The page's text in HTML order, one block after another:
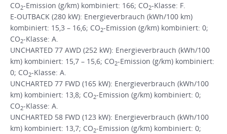
CO2-Emission (g/km) kombiniert: 166; CO2-Klasse: F.
E-OUTBACK (280 kW): Energieverbrauch (kWh/100 km)
kombiniert: 15,3 – 16,6; CO2-Emission (g/km) kombiniert: 0;
CO2-Klasse: A.
UNCHARTED 77 AWD (252 kW): Energieverbrauch (kWh/100
km) kombiniert: 15,7 – 15,6; CO2-Emission (g/km) kombiniert:
0; CO2-Klasse: A.
UNCHARTED 77 FWD (165 kW): Energieverbrauch (kWh/100
km) kombiniert: 13,8; CO2-Emission (g/km) kombiniert: 0;
CO2-Klasse: A.
UNCHARTED 58 FWD (123 kW): Energieverbrauch (kWh/100
km) kombiniert: 13,7; CO2-Emission (g/km) kombiniert: 0;